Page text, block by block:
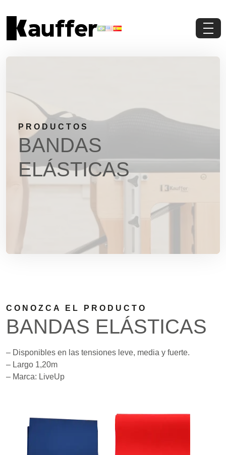
Pedi Presupuesto
PRODUCTOS
BANDAS
ELÁSTICAS
CONOZCA EL PRODUCTO
BANDAS ELÁSTICAS
– Disponibles en las tensiones leve, media y fuerte.
– Largo 1,20m
– Marca: LiveUp